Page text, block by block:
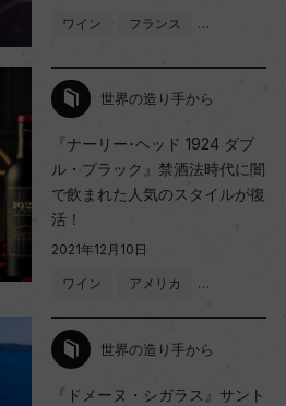
ワイン フランス …
世界の造り手から
『ナーリー･ヘッド 1924 ダブ
ル・ブラック』禁酒法時代に闇
で飲まれた人気のスタイルが復
活！
2021年12月10日
ワイン アメリカ …
世界の造り手から
『ドメーヌ・シガラス』サント